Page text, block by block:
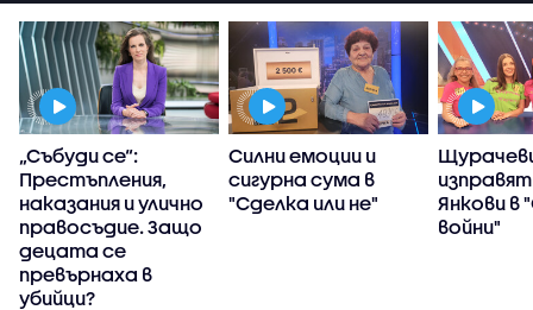
„Събуди се“:
Престъпления,
наказания и улично
правосъдие. Защо
децата се
превърнаха в
убийци?
Силни емоции и
сигурна сума в
"Сделка или не"
Янкови в
войни"